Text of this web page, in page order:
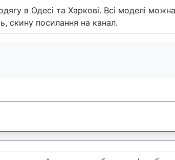
в Одесі та Харкові. Всі моделі
скину посилання на канал.